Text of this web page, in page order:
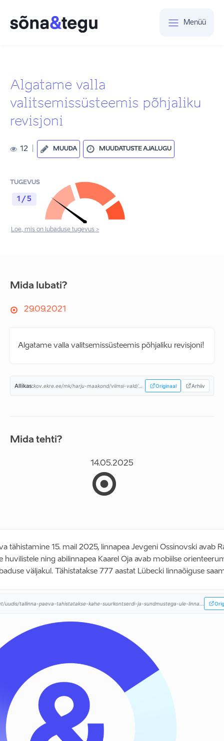
Menüü
Algatame valla
valitsemissüsteemis põhjaliku
revisjoni
12 MUUDA MUUDATUSTE AJALUGU
TUGEVUS
1 / 5
Loe, mis on lubaduse tugevus >
Mida lubati?
29.09.2021
Algatame valla valitsemissüsteemis põhjaliku revisjoni!
Allikas: Originaal Arhiiv
Mida tehti?
14.05.2025
tähistamine 15. mail 2025, linnapea Jevgeni Ossinovski avab
huvilistele ning abilinnapea Kaarel Oja avab mobiilse
väljakul. Tähistatakse 777 aastat Lübecki linnaõiguse
uudis/tallinna-paeva-tahistatakse-kahe-suurkontserdi-ja-sundmustega-ule-linna...